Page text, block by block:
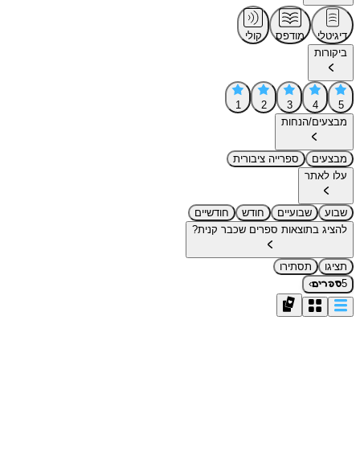
דיגיטלי מודפס
קולי
ביקורות
5
4
3
2
1
מבצעים/הנחות
מבצעים
ספרייה ציבורית
עלו לאתר
שבוע שבועיים חודש
חודשיים
להציג בתוצאות ספרים שכבר קנית?
תציגו
תסתירו
5ספרים›